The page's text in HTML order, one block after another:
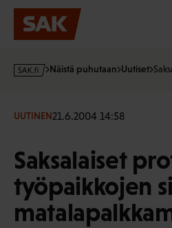
Hyppää
sisältöön
s
·
Näistä puhutaan Uutiset
UUTINEN21.6.2004 14:58
Saksalaiset
työpaikkojen